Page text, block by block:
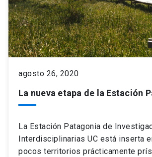
agosto 26, 2020
La nueva etapa de la Estación
La Estación Patagonia de
Interdisciplinarias UC está inserta
pocos territorios prácticamente